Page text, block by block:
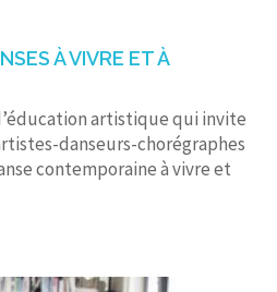
À VIVRE ET À
artistique qui invite
danseurs-chorégraphes
contemporaine à vivre et